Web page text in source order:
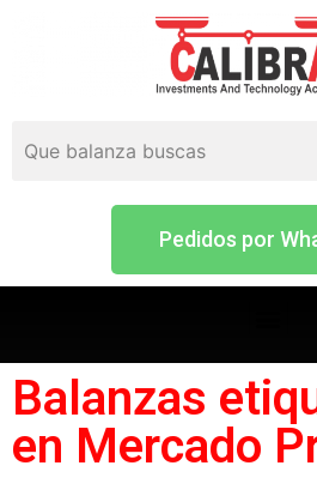
Pedidos por
Balanzas
en Mercado